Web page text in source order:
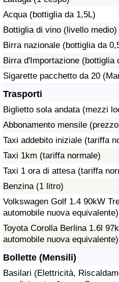
Acqua (bottiglia da 1,5L)
Bottiglia di vino (livello medio)
Birra nazionale (bottiglia da
Birra d'Importazione (bottiglia
Sigarette pacchetto da 20
Trasporti
Biglietto sola andata (mezzi
Abbonamento mensile
Taxi addebito iniziale (tariffa
Taxi 1km (tariffa normale)
Taxi 1 ora di attesa (tariffa
Benzina (1 litro)
Volkswagen Golf 1.4 90kW
automobile nuova equivalente)
Toyota Corolla Berlina 1.6l
automobile nuova equivalente)
Bollette (Mensili)
Basilari (Elettricità,
Traffico
Indice del Traffico
Indice del traffico (Corrente)
Indice del traffico per Nazione